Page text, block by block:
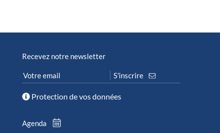
Recevez notre newsletter
Protection de vos données
Agenda